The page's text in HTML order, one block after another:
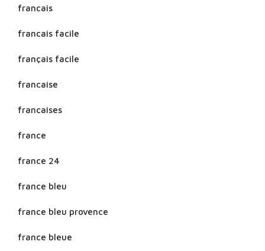
francais
francais facile
français facile
francaise
francaises
france
france 24
france bleu
france bleu provence
france bleue